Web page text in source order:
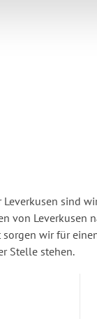
Leverkusen sind
von Leverkusen
wir für
Stelle stehen.